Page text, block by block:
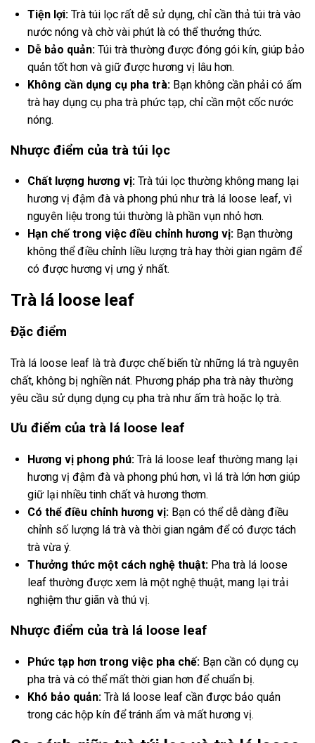
Tiện lợi: Trà túi lọc rất dễ sử dụng, chỉ cần thả túi trà vào
nước nóng và chờ vài phút là có thể thưởng thức.
Dễ bảo quản: Túi trà thường được đóng gói kín, giúp bảo
quản tốt hơn và giữ được hương vị lâu hơn.
Không cần dụng cụ pha trà: Bạn không cần phải có ấm
trà hay dụng cụ pha trà phức tạp, chỉ cần một cốc nước
nóng.
Nhược điểm của trà túi lọc
Chất lượng hương vị: Trà túi lọc thường không mang lại
hương vị đậm đà và phong phú như trà lá loose leaf, vì
nguyên liệu trong túi thường là phần vụn nhỏ hơn.
Hạn chế trong việc điều chỉnh hương vị: Bạn thường
không thể điều chỉnh liều lượng trà hay thời gian ngâm để
có được hương vị ưng ý nhất.
Trà lá loose leaf
Đặc điểm
Trà lá loose leaf là trà được chế biến từ những lá trà nguyên
chất, không bị nghiền nát. Phương pháp pha trà này thường
yêu cầu sử dụng dụng cụ pha trà như ấm trà hoặc lọ trà.
Ưu điểm của trà lá loose leaf
Hương vị phong phú: Trà lá loose leaf thường mang lại
hương vị đậm đà và phong phú hơn, vì lá trà lớn hơn giúp
giữ lại nhiều tinh chất và hương thơm.
Có thể điều chỉnh hương vị: Bạn có thể dễ dàng điều
chỉnh số lượng lá trà và thời gian ngâm để có được tách
trà vừa ý.
Thưởng thức một cách nghệ thuật: Pha trà lá loose
leaf thường được xem là một nghệ thuật, mang lại trải
nghiệm thư giãn và thú vị.
Nhược điểm của trà lá loose leaf
Phức tạp hơn trong việc pha chế: Bạn cần có dụng cụ
pha trà và có thể mất thời gian hơn để chuẩn bị.
Khó bảo quản: Trà lá loose leaf cần được bảo quản
trong các hộp kín để tránh ẩm và mất hương vị.